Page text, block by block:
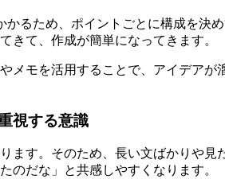
るため、ポイントごとに構成を決
きて、作成が簡単になってきます。
メモを活用することで、アイデア
視する意識
ます。そのため、長い文ばかりや
のだな」と共感しやすくなります。